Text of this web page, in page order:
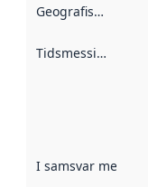
Geografisk avgrensning
Tidsmessig avgrensning
I samsvar med